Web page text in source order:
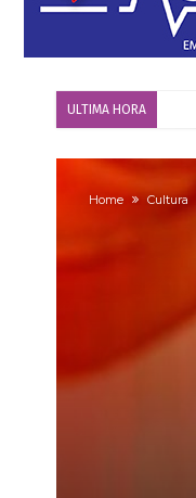
ULTIMA HORA
Home Cultura